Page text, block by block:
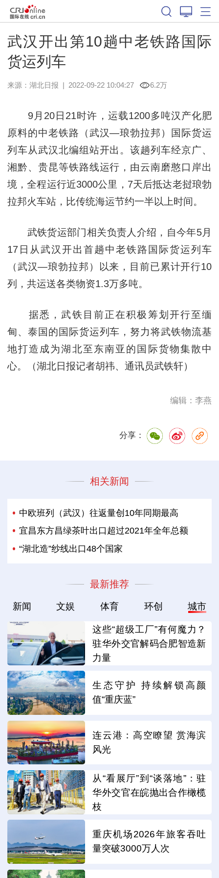
武汉开出第10趟中老铁路国际
货运列车
来源： 湖北日报 | 2022-09-22 10:04:27 6.2万
9月20日21时许，运载1200多吨汉产化肥
原料的中老铁路（武汉—琅勃拉邦）国际货运
列车从武汉北编组站开出。该趟列车经京广、
湘黔、贵昆等铁路线运行，由云南磨憨口岸出
境，全程运行近3000公里，7天后抵达老挝琅勃
拉邦火车站，比传统海运节约一半以上时间。
武铁货运部门相关负责人介绍，自今年5月
17日从武汉开出首趟中老铁路国际货运列车
（武汉—琅勃拉邦）以来，目前已累计开行10
列，共运送各类物资1.3万多吨。
据悉，武铁目前正在积极筹划开行至缅
甸、泰国的国际货运列车，努力将武铁物流基
地打造成为湖北至东南亚的国际货物集散中
心。（湖北日报记者胡祎、通讯员武铁轩）
编辑：李燕
分享：
相关新闻
中欧班列（武汉）往返量创10年同期最高
宜昌东方昌绿茶叶出口超过2021年全年总额
“湖北造”纱线出口48个国家
最新推荐
新闻 文娱 体育 环创 城市
这些“超级工厂”有何魔力？
驻华外交官解码合肥智造新
力量
生态守护 持续解锁高颜
值“重庆蓝”
连云港：高空瞭望 赏海滨
风光
从“看展厅”到“谈落地”：驻
华外交官在皖抛出合作橄榄
枝
重庆机场2026年旅客吞吐
量突破3000万人次